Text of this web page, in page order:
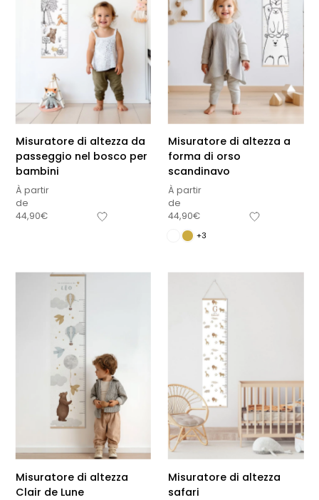
Misuratore di altezza da
passeggio nel bosco per
bambini
À partir
de
44,90€
Misuratore di altezza a
forma di orso
scandinavo
À partir
de
44,90€
+3
Misuratore di altezza
Clair de Lune
Misuratore di altezza
safari